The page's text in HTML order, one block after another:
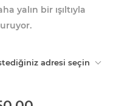
yalın bir ışıltıyla
adresi seçin